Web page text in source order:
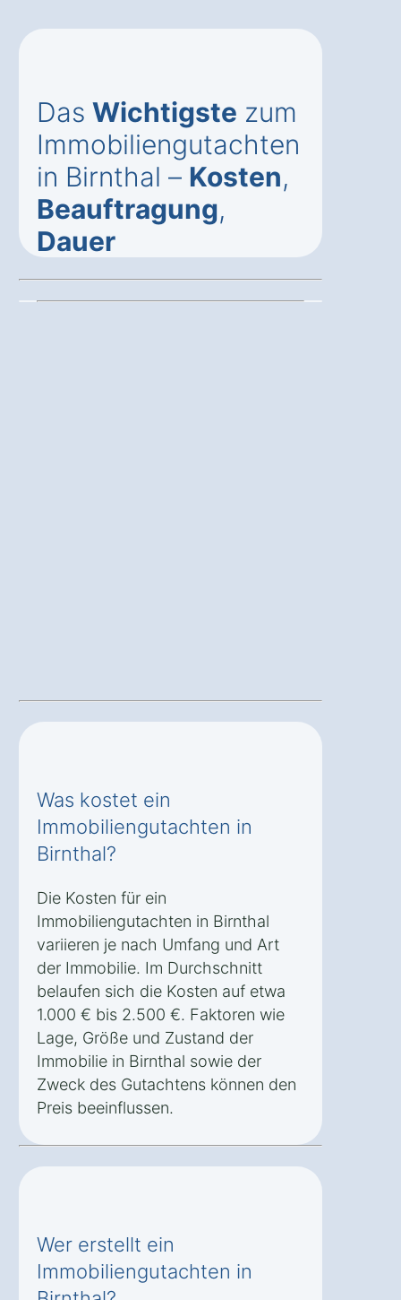
Das Wichtigste zum
Immobiliengutachten
in Birnthal – Kosten,
Beauftragung,
Dauer
Was kostet ein
Immobiliengutachten in
Birnthal?
Die Kosten für ein
Immobiliengutachten in Birnthal
variieren je nach Umfang und Art
der Immobilie. Im Durchschnitt
belaufen sich die Kosten auf etwa
1.000 € bis 2.500 €. Faktoren wie
Lage, Größe und Zustand der
Immobilie in Birnthal sowie der
Zweck des Gutachtens können den
Preis beeinflussen.
Wer erstellt ein
Immobiliengutachten in